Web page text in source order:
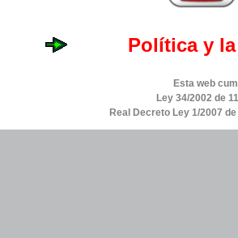
Política y
Esta web
Ley 34/2002 de
Real Decreto Ley 1/2007